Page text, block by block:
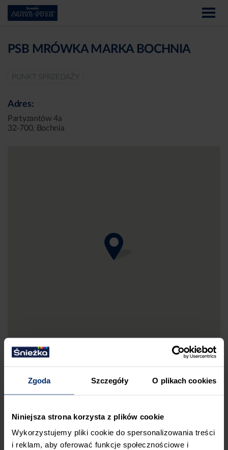
Zgoda Szczegóły O plikach cookies
Niniejsza strona korzysta z plików cookie
Wykorzystujemy pliki cookie do spersonalizowania treści
i reklam, aby oferować funkcje społecznościowe i
PSB MRÓWKA MARKA BOCHNIA
Adres:
Partyzantów 4a
32-700, Bochnia
ZGŁOŚ BŁĄD
PRZED WIZYTĄ W SKLEPIE POLECAMY: